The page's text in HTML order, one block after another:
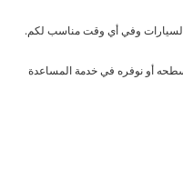
السيارات وفي أي وقت مناسب لكم.
أو نوفره في خدمة المساعدة